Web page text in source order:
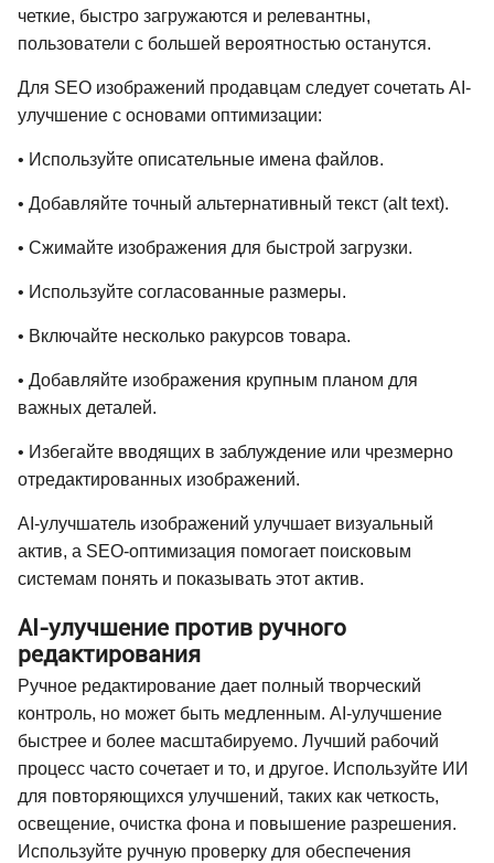
четкие, быстро загружаются и релевантны,
пользователи с большей вероятностью останутся.
Для SEO изображений продавцам следует сочетать AI-
улучшение с основами оптимизации:
• Используйте описательные имена файлов.
• Добавляйте точный альтернативный текст (alt text).
• Сжимайте изображения для быстрой загрузки.
• Используйте согласованные размеры.
• Включайте несколько ракурсов товара.
• Добавляйте изображения крупным планом для
важных деталей.
• Избегайте вводящих в заблуждение или чрезмерно
отредактированных изображений.
AI-улучшатель изображений улучшает визуальный
актив, а SEO-оптимизация помогает поисковым
системам понять и показывать этот актив.
AI-улучшение против ручного
редактирования
Ручное редактирование дает полный творческий
контроль, но может быть медленным. AI-улучшение
быстрее и более масштабируемо. Лучший рабочий
процесс часто сочетает и то, и другое. Используйте ИИ
для повторяющихся улучшений, таких как четкость,
освещение, очистка фона и повышение разрешения.
Используйте ручную проверку для обеспечения